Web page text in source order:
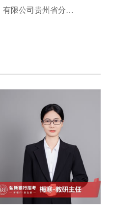
2025年【中国邮政集团】有限公司贵州省分公司夏季招聘启事